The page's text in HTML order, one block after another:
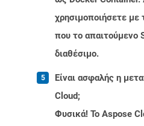
χρησιμοποιήσετε
που το απαιτούμενο
διαθέσιμο.
Είναι ασφαλής η
Cloud;
Φυσικά! Το Aspose